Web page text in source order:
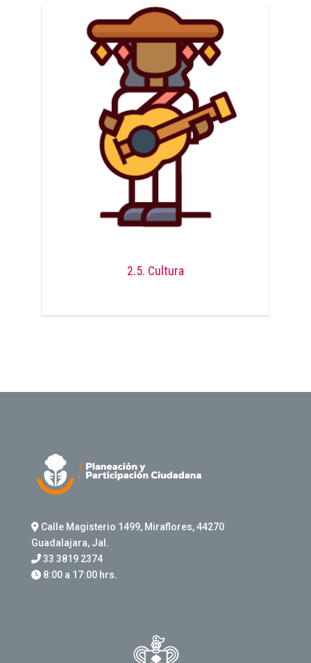
2.5. Cultura
Calle Magisterio 1499, Miraflores, 44270
Guadalajara, Jal.
33 3819 2374
8:00 a 17:00 hrs.